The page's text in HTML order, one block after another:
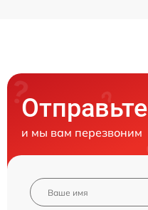
и мы вам перезвоним